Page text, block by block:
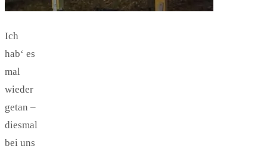
Ich
hab‘ es
mal
wieder
getan –
diesmal
bei uns